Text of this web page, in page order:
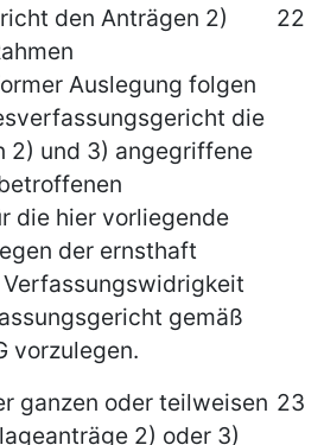
22
den Anträgen 2)
Auslegung folgen
die
2) und 3) angegriffene
die hier vorliegende
der ernsthaft
gemäß
vorzulegen.
23
ganzen oder teilweisen
2) oder 3)